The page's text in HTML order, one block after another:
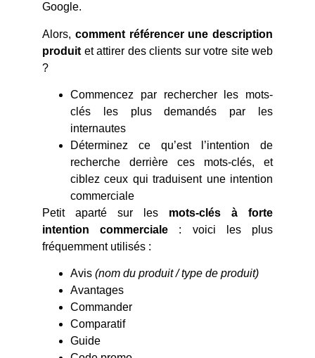
Google.
Alors, comment référencer une description
produit et attirer des clients sur votre site web
?
Commencez par rechercher les mots-
clés les plus demandés par les
internautes
Déterminez ce qu’est l’intention de
recherche derrière ces mots-clés, et
ciblez ceux qui traduisent une intention
commerciale
Petit aparté sur les mots-clés à forte
intention commerciale : voici les plus
fréquemment utilisés :
Avis (nom du produit / type de produit)
Avantages
Commander
Comparatif
Guide